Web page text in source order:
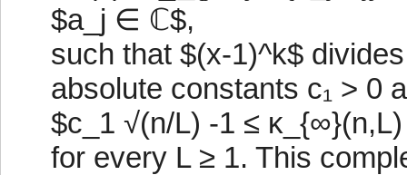
$a_j ∈ ℂ$,
such that $(x-1)^k$
absolute constants c₁ > 0
$c_1 √(n/L) -1 ≤
for every L ≥ 1. This